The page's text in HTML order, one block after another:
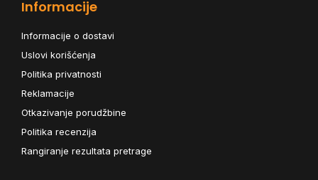
Informacije
Informacije o dostavi
Uslovi korišćenja
Politika privatnosti
Reklamacije
Otkazivanje porudžbine
Politika recenzija
Rangiranje rezultata pretrage